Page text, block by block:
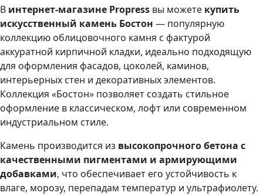
В интернет-магазине Propress вы можете купить
искусственный камень Бостон — популярную
коллекцию облицовочного камня с фактурой
аккуратной кирпичной кладки, идеально подходящую
для оформления фасадов, цоколей, каминов,
интерьерных стен и декоративных элементов.
Коллекция «Бостон» позволяет создать стильное
оформление в классическом, лофт или современном
индустриальном стиле.
Камень производится из высокопрочного бетона с
качественными пигментами и армирующими
добавками, что обеспечивает его устойчивость к
влаге, морозу, перепадам температур и ультрафиолету.